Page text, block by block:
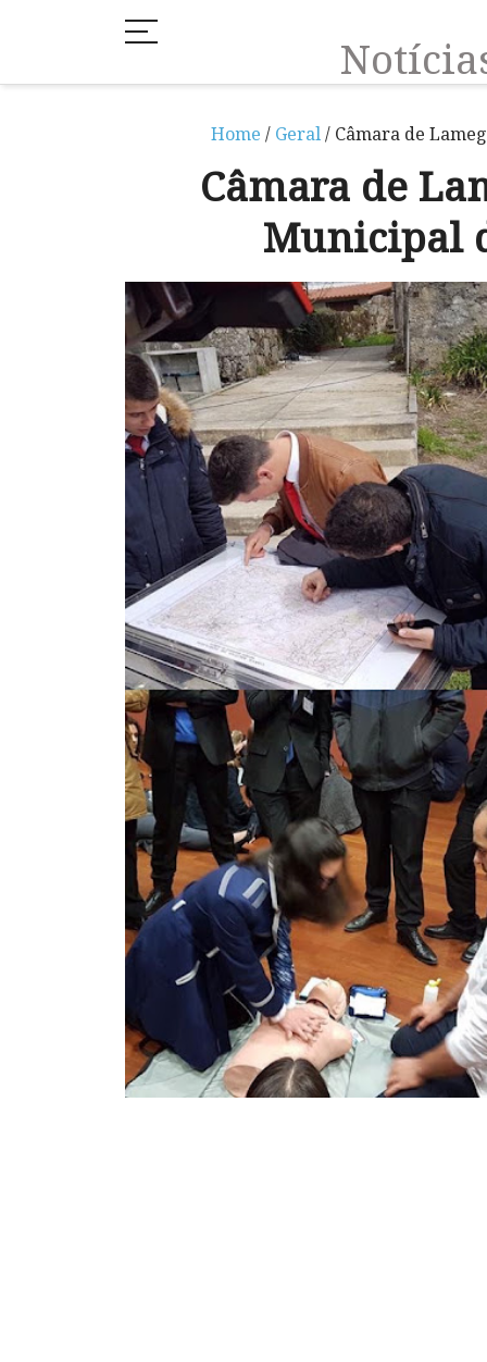
Home / Geral/ Câmara de
Câmara de
Municipal